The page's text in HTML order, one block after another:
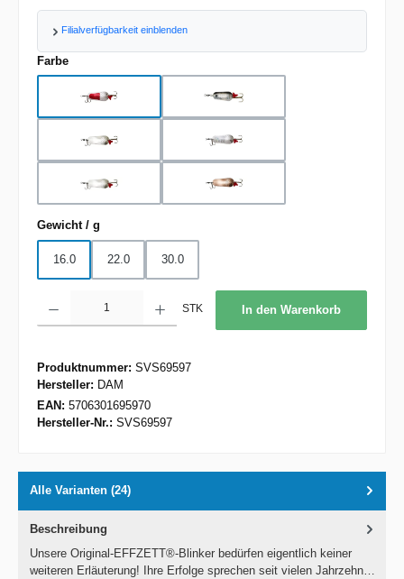
Filialverfügbarkeit einblenden
Farbeauswählen
Fire Tiger Kupfer
Rotflex Silber
Silber/Gold Silberflex
Gewicht / g
16.0 22.0 30.0
STK In den Warenkorb
Produktnummer: SVS69597
Hersteller: DAM
EAN: 5706301695970
Hersteller-Nr.: SVS69597
Alle Varianten (24)
Beschreibung
Unsere Original-EFFZETT®-Blinker bedürfen eigentlich keiner
weiteren Erläuterung! Ihre Erfolge sprechen seit vielen Jahrzehn…